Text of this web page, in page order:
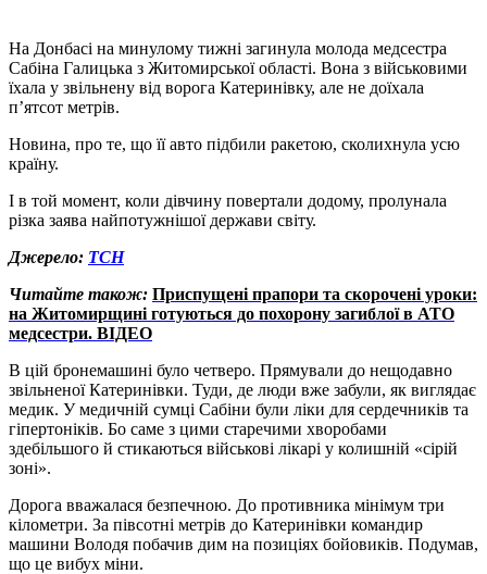
На Донбасі на минулому тижні загинула молода медсестра
Сабіна Галицька з Житомирської області. Вона з військовими
їхала у звільнену від ворога Катеринівку, але не доїхала
п’ятсот метрів.
Новина, про те, що її авто підбили ракетою, сколихнула усю
країну.
І в той момент, коли дівчину повертали додому, пролунала
різка заява найпотужнішої держави світу.
Джерело: ТСН
Читайте також: Приспущені прапори та скорочені уроки:
на Житомирщині готуються до похорону загиблої в АТО
медсестри. ВІДЕО
В цій бронемашині було четверо. Прямували до нещодавно
звільненої Катеринівки. Туди, де люди вже забули, як виглядає
медик. У медичній сумці Сабіни були ліки для сердечників та
гіпертоніків. Бо саме з цими старечими хворобами
здебільшого й стикаються військові лікарі у колишній «сірій
зоні».
Дорога вважалася безпечною. До противника мінімум три
кілометри. За півсотні метрів до Катеринівки командир
машини Володя побачив дим на позиціях бойовиків. Подумав,
що це вибух міни.